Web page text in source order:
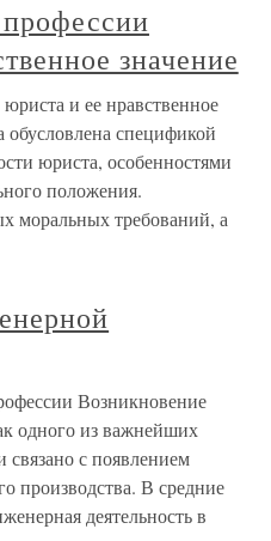
значение
и ее нравственное
обусловлена спецификой
юриста, особенностями
положения.
моральных требований, а
Возникновение
одного из важнейших
связано с появлением
производства. В средние
деятельность в